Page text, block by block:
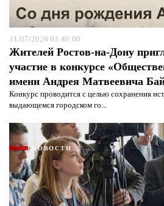
31/07/2026 03:40:00
Жителей Ростов-на-Дону
участие в конкурсе
имени Андрея Матвеевича
Конкурс проводится с целью сохранения
выдающемся городском го...
НОВОСТИ